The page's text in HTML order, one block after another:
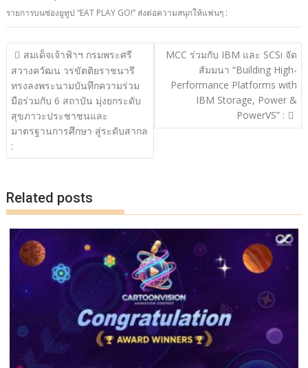
b
o
o
k
er y
Li
n
k
e
รายการบนช่องยูทูป “EAT PLAY GO!” ส่งต่อความสนุกให้แฟนๆ :
แนะแนว
เรื่อง
สมเด็จเจ้าฟ้าฯ กรมพระศรี
สวางควัฒน วรขัตติยราชนารี
ทรงลงพระนามบันทึกความร่วม
มือร่วมกับ 6 สถาบัน มุ่งยกระดับ
สุขภาวะประชาชนและ
มาตรฐานการศึกษา สู่ระดับสากล
:
MCC ร่วมกับ IBM และ SCSi จัด
สัมมนา “Building High-
Performance Platforms with
IBM Storage, Power &
PowerVS” :
Related posts